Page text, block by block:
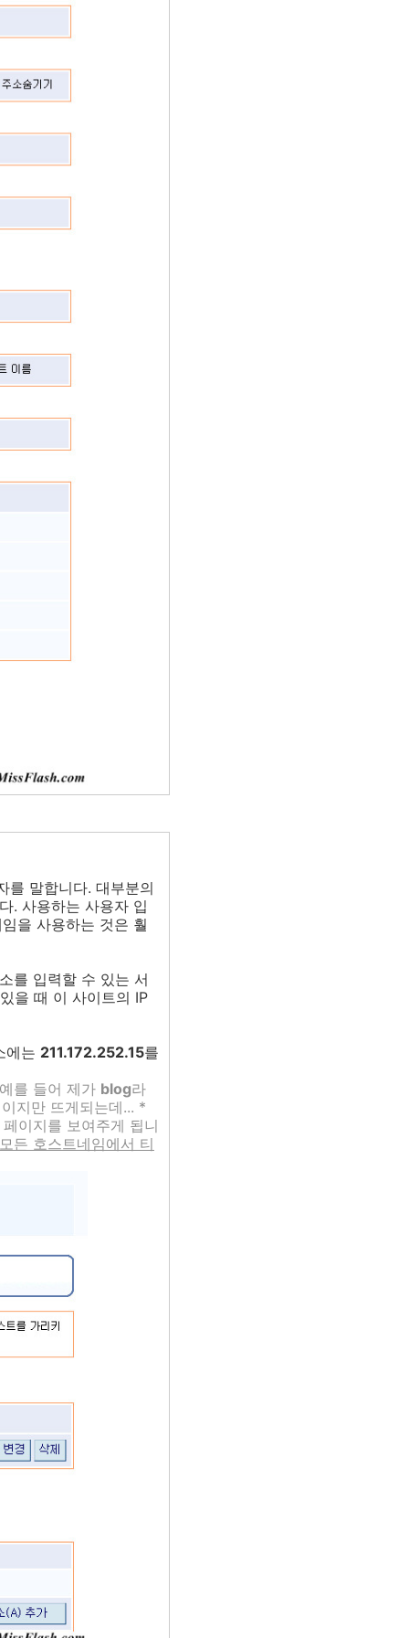
를 말합니다. 대부분의
. 사용하는 사용자 입
을 사용하는 것은 훨
를 입력할 수 있는 서
을 때 이 사이트의 IP
에는 211.172.252.15를
를 들어 제가 blog라
지만 뜨게되는데... *
이지를 보여주게 됩니
모든 호스트네임에서 티